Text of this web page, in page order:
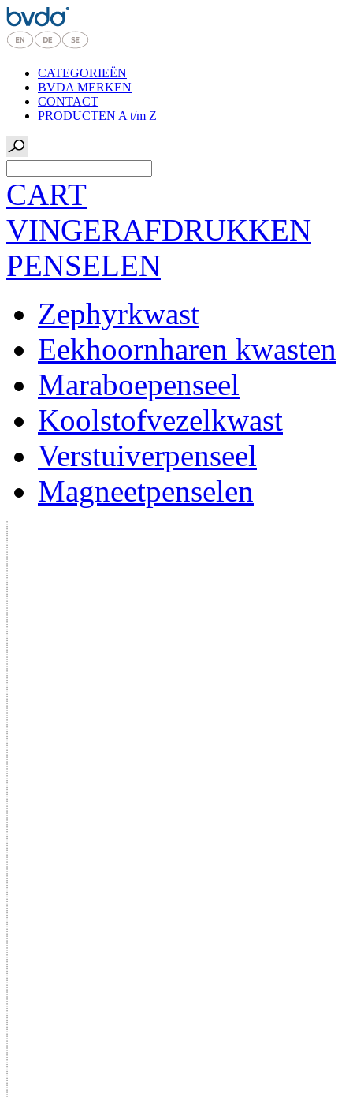
CATEGORIEËN
BVDA MERKEN
CONTACT
PRODUCTEN A t/m Z
CART
VINGERAFDRUKKEN
PENSELEN
Zephyrkwast
Eekhoornharen kwasten
Maraboepenseel
Koolstofvezelkwast
Verstuiverpenseel
Magneetpenselen